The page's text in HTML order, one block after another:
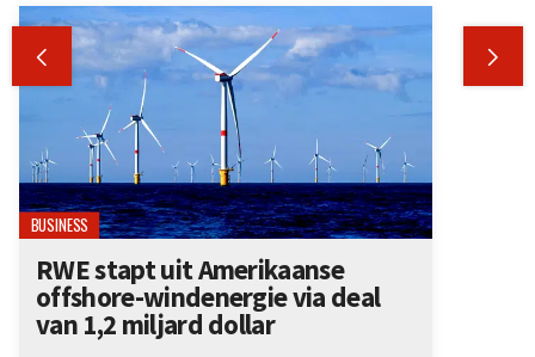
 
BUSINESS
RWE stapt uit Amerikaanse
offshore-windenergie via deal
van 1,2 miljard dollar